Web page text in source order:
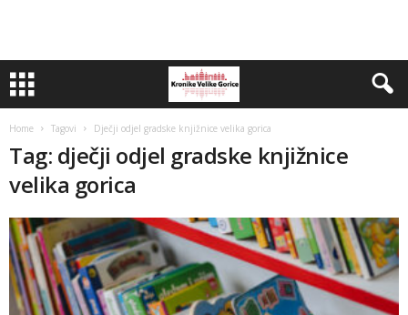
Home Tagovi Dječji odjel gradske knjižnice velika gorica
Tag: dječji odjel gradske knjižnice
velika gorica